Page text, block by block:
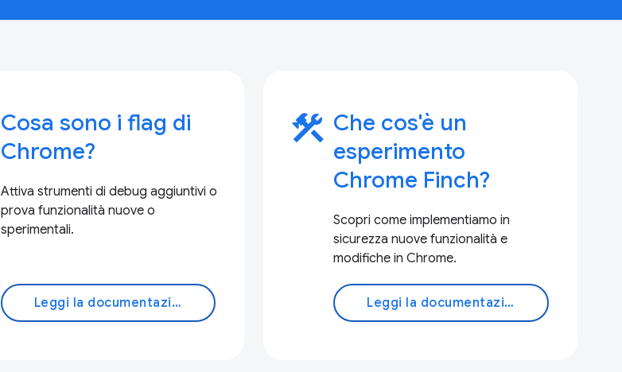
Cosa sono i flag di
Chrome?
Attiva strumenti di debug aggiuntivi o
prova funzionalità nuove o
sperimentali.
Leggi la documentazione
construction Che cos'è un
esperimento
Chrome Finch?
Scopri come implementiamo in
sicurezza nuove funzionalità e
modifiche in Chrome.
Leggi la documentazione